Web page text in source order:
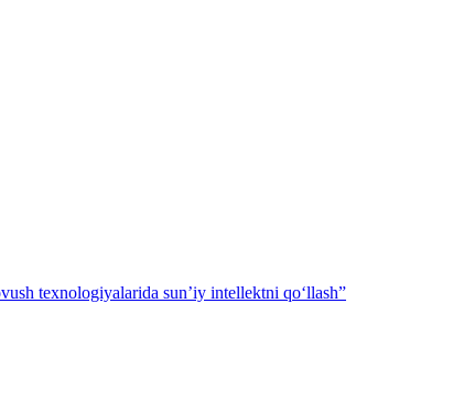
texnologiyalarida sun’iy intellektni qo‘llash”